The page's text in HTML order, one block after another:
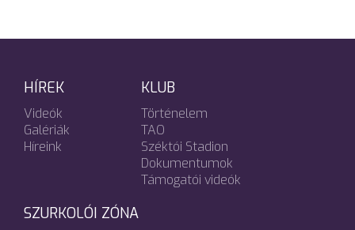
HÍREK
Videók
Galériák
Híreink
KLUB
Történelem
TAO
Széktói Stadion
Dokumentumok
Támogatói videók
SZURKOLÓI ZÓNA